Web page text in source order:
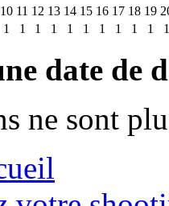
10 11 12 13 14 15 16 17 18 19
1 1 1 1 1 1 1 1 1 1 1
date de
ne sont